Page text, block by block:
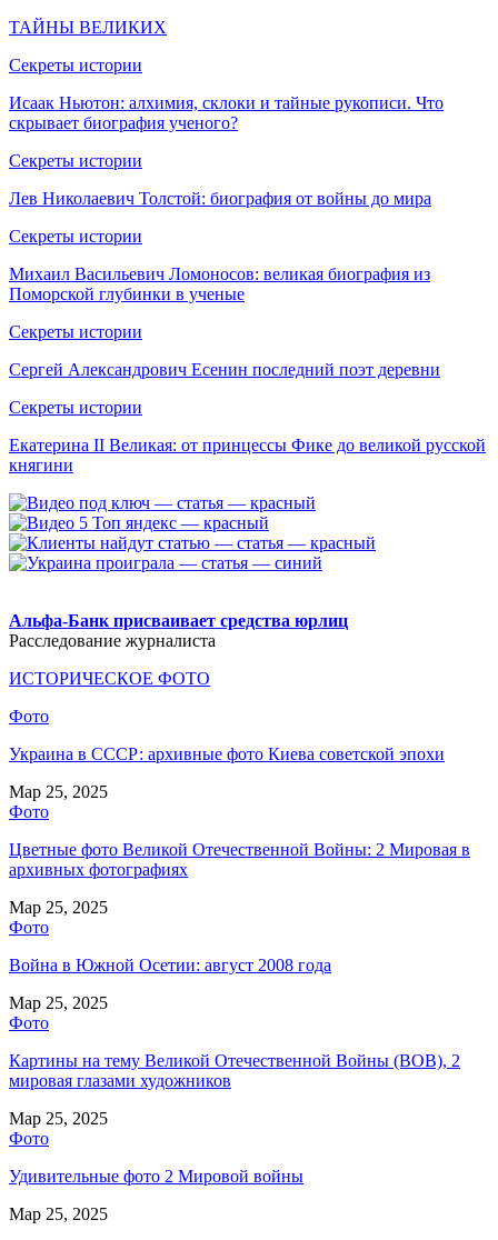
ТАЙНЫ ВЕЛИКИХ
Секреты истории
Исаак Ньютон: алхимия, склоки и тайные рукописи. Что
скрывает биография ученого?
Секреты истории
Лев Николаевич Толстой: биография от войны до мира
Секреты истории
Михаил Васильевич Ломоносов: великая биография из
Поморской глубинки в ученые
Секреты истории
Сергей Александрович Есенин последний поэт деревни
Секреты истории
Екатерина II Великая: от принцессы Фике до великой русской
княгини
Альфа-Банк присваивает средства юрлиц
Расследование журналиста
ИСТОРИЧЕСКОЕ ФОТО
Фото
Украина в СССР: архивные фото Киева советской эпохи
Мар 25, 2025
Фото
Цветные фото Великой Отечественной Войны: 2 Мировая в
архивных фотографиях
Мар 25, 2025
Фото
Война в Южной Осетии: август 2008 года
Мар 25, 2025
Фото
Картины на тему Великой Отечественной Войны (ВОВ), 2
мировая глазами художников
Мар 25, 2025
Фото
Удивительные фото 2 Мировой войны
Мар 25, 2025